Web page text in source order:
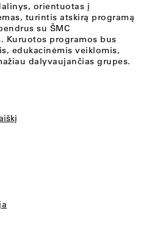
orientuotas į
turintis atskirą programą
su ŠMC
Kuruotos programos bus
edukacinėmis veiklomis,
dalyvaujančias grupes.